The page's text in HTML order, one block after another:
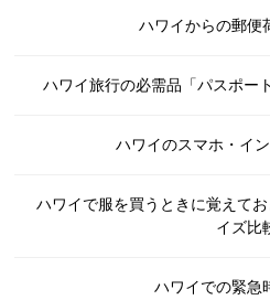
ハワイからの郵便
ハワイ旅行の必需品「パスポー
ハワイのスマホ・イ
ハワイで服を買うときに覚えて
イズ比
ハワイでの緊急